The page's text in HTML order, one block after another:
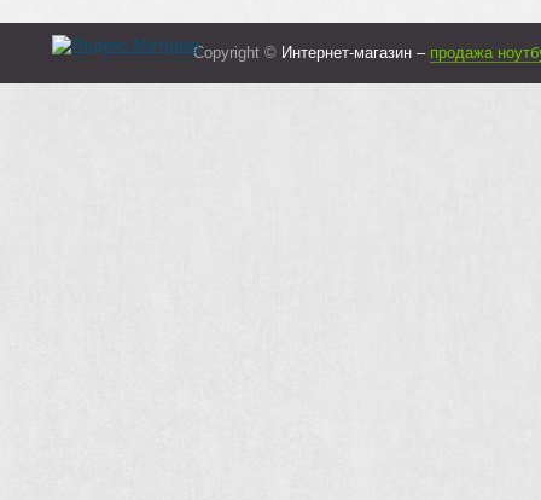
Copyright © Интернет-магазин – продажа